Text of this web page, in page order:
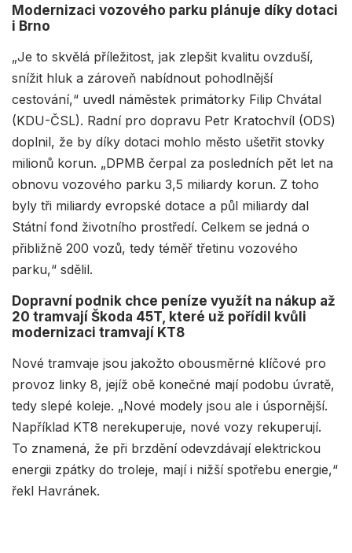
Modernizaci vozového parku plánuje díky dotaci
i Brno
„Je to skvělá příležitost, jak zlepšit kvalitu ovzduší,
snížit hluk a zároveň nabídnout pohodlnější
cestování,“ uvedl náměstek primátorky Filip Chvátal
(KDU-ČSL). Radní pro dopravu Petr Kratochvíl (ODS)
doplnil, že by díky dotaci mohlo město ušetřit stovky
milionů korun. „DPMB čerpal za posledních pět let na
obnovu vozového parku 3,5 miliardy korun. Z toho
byly tři miliardy evropské dotace a půl miliardy dal
Státní fond životního prostředí. Celkem se jedná o
přibližně 200 vozů, tedy téměř třetinu vozového
parku,“ sdělil.
Dopravní podnik chce peníze využít na nákup až
20 tramvají Škoda 45T, které už pořídil kvůli
modernizaci tramvají KT8
Nové tramvaje jsou jakožto obousměrné klíčové pro
provoz linky 8, jejíž obě konečné mají podobu úvratě,
tedy slepé koleje. „Nové modely jsou ale i úspornější.
Například KT8 nerekuperuje, nové vozy rekuperují.
To znamená, že při brzdění odevzdávají elektrickou
energii zpátky do troleje, mají i nižší spotřebu energie,“
řekl Havránek.